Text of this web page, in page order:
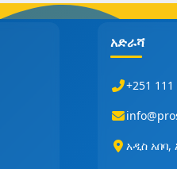
አድራሻ
+251
አዲስ